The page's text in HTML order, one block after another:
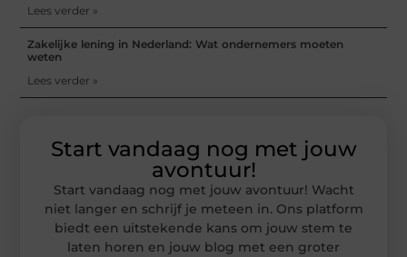
Lees verder »
Zakelijke lening in Nederland: Wat ondernemers moeten
weten
Lees verder »
Start vandaag nog met jouw
avontuur!
Start vandaag nog met jouw avontuur! Wacht
niet langer en schrijf je meteen in. Ons platform
biedt een uitstekende kans om jouw stem te
laten horen en jouw blog met een groter